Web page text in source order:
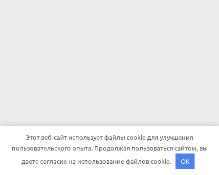
Этот веб-сайт использует файлы cookie для улучшения
пользовательского опыта. Продолжая пользоваться сайтом, вы
даете согласие на использование файлов cookie.
OK